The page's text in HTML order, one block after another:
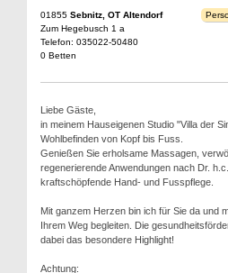
01855 Sebnitz, OT Altendorf
Zum Hegebusch 1 a
Telefon: 035022-50480
0 Betten
Liebe Gäste,
in meinem Hauseigenen Studio "Villa der
Wohlbefinden von Kopf bis Fuss.
Genießen Sie erholsame Massagen,
regenerierende Anwendungen nach Dr.
kraftschöpfende Hand- und Fusspflege.
Mit ganzem Herzen bin ich für Sie da und
Ihrem Weg begleiten. Die
dabei das besondere Highlight!
Achtung: